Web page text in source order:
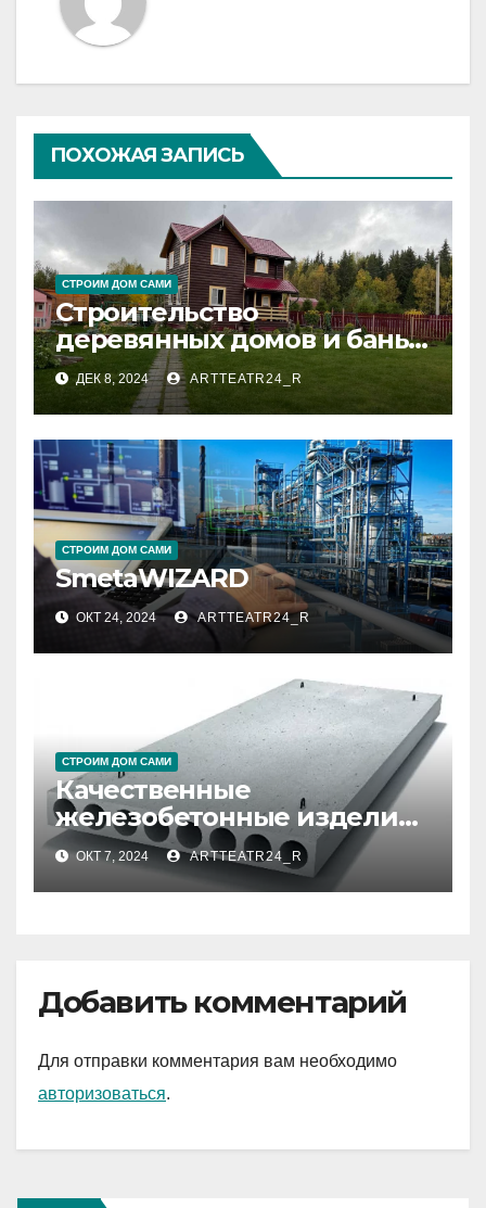
ПОХОЖАЯ ЗАПИСЬ
СТРОИМ ДОМ САМИ
Строительство
деревянных домов и бань
под ключ: преимущества и
этапы
ДЕК 8, 2024 ARTTEATR24_R
СТРОИМ ДОМ САМИ
SmetaWIZARD
ОКТ 24, 2024 ARTTEATR24_R
СТРОИМ ДОМ САМИ
Качественные
железобетонные изделия
(ЖБИ)
ОКТ 7, 2024 ARTTEATR24_R
Добавить комментарий
Для отправки комментария вам необходимо
авторизоваться.